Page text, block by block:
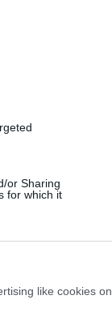
or Sharing
for which it
like cookies on